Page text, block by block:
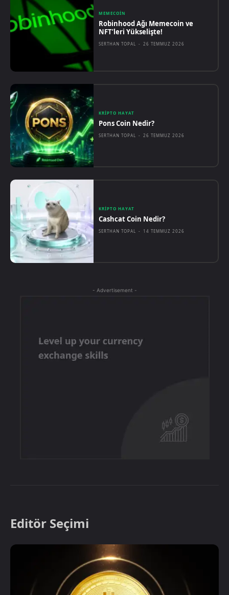
MEMECOIN
Robinhood Ağı Memecoin ve
NFT’leri Yükselişte!
SERTHAN TOPAL - 26 TEMMUZ 2026
KRIPTO HAYAT
Pons Coin Nedir?
SERTHAN TOPAL - 26 TEMMUZ 2026
KRIPTO HAYAT
Cashcat Coin Nedir?
SERTHAN TOPAL - 14 TEMMUZ 2026
- Advertisement -
Editör Seçimi